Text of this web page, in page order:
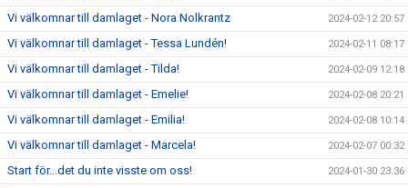
Vi välkomnar till damlaget - Nora Nolkrantz 2024-02-12 20:57
Vi välkomnar till damlaget - Tessa Lundén! 2024-02-11 08:17
Vi välkomnar till damlaget - Tilda! 2024-02-09 12:18
Vi välkomnar till damlaget - Emelie! 2024-02-08 20:21
Vi välkomnar till damlaget - Emilia! 2024-02-08 10:14
Vi välkomnar till damlaget - Marcela! 2024-02-07 00:32
Start för...det du inte visste om oss! 2024-01-30 23:36